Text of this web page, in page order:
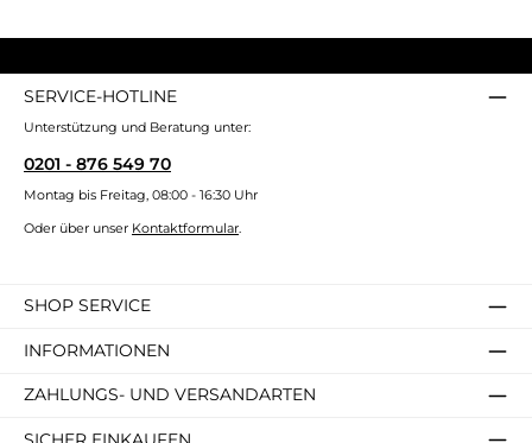
SERVICE-HOTLINE
Unterstützung und Beratung unter:
0201 - 876 549 70
Montag bis Freitag, 08:00 - 16:30 Uhr
Oder über unser Kontaktformular.
SHOP SERVICE
INFORMATIONEN
ZAHLUNGS- UND VERSANDARTEN